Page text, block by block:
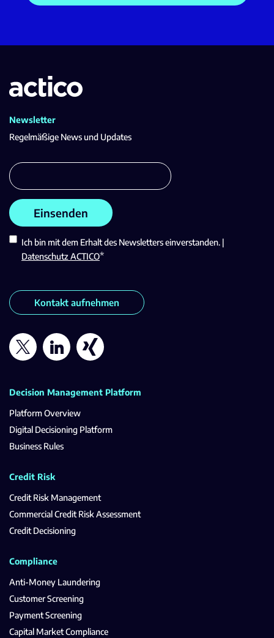
Newsletter
Regelmäßige News und Updates
Ich bin mit dem Erhalt des Newsletters einverstanden. |
Datenschutz ACTICO*
Kontakt aufnehmen
Decision Management Platform
Platform Overview
Digital Decisioning Platform
Business Rules
Credit Risk
Credit Risk Management
Commercial Credit Risk Assessment
Credit Decisioning
Compliance
Anti-Money Laundering
Customer Screening
Payment Screening
Capital Market Compliance